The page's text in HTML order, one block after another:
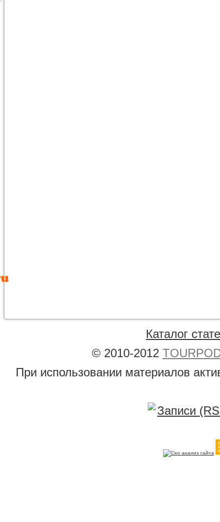
Каталог
© 2010-2012
При использовании материалов
Записи